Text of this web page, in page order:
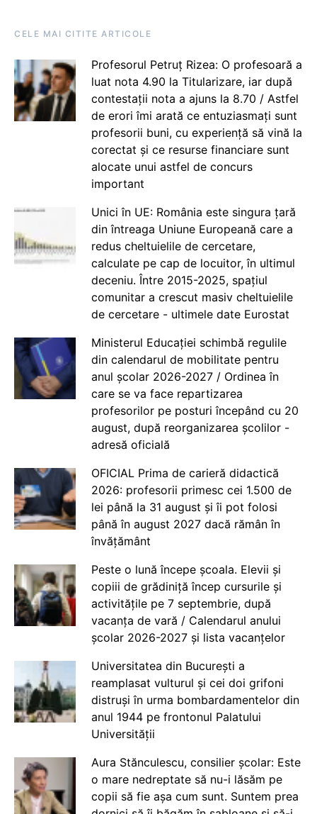
CELE MAI CITITE ARTICOLE
Profesorul Petruț Rizea: O profesoară a
luat nota 4.90 la Titularizare, iar după
contestații nota a ajuns la 8.70 / Astfel
de erori îmi arată ce entuziasmați sunt
profesorii buni, cu experiență să vină la
corectat și ce resurse financiare sunt
alocate unui astfel de concurs
important
Unici în UE: România este singura țară
din întreaga Uniune Europeană care a
redus cheltuielile de cercetare,
calculate pe cap de locuitor, în ultimul
deceniu. Între 2015-2025, spațiul
comunitar a crescut masiv cheltuielile
de cercetare - ultimele date Eurostat
Ministerul Educației schimbă regulile
din calendarul de mobilitate pentru
anul școlar 2026-2027 / Ordinea în
care se va face repartizarea
profesorilor pe posturi începând cu 20
august, după reorganizarea școlilor -
adresă oficială
OFICIAL Prima de carieră didactică
2026: profesorii primesc cei 1.500 de
lei până la 31 august și îi pot folosi
până în august 2027 dacă rămân în
învățământ
Peste o lună începe școala. Elevii și
copiii de grădiniță încep cursurile și
activitățile pe 7 septembrie, după
vacanța de vară / Calendarul anului
școlar 2026-2027 și lista vacanțelor
Universitatea din București a
reamplasat vulturul și cei doi grifoni
distruși în urma bombardamentelor din
anul 1944 pe frontonul Palatului
Universității
Aura Stănculescu, consilier școlar: Este
o mare nedreptate să nu-i lăsăm pe
copii să fie așa cum sunt. Suntem prea